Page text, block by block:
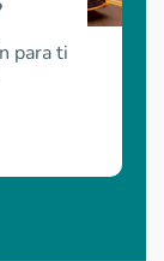
para ti